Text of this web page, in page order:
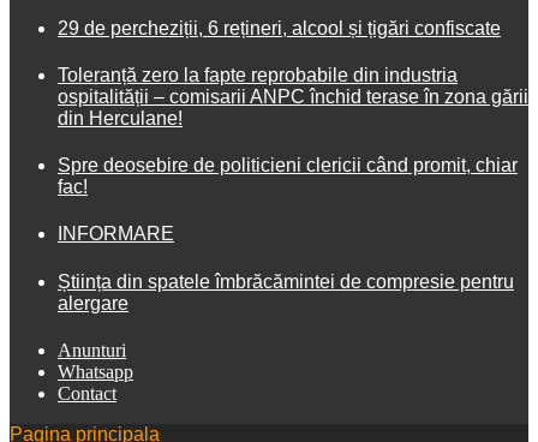
29 de percheziții, 6 rețineri, alcool și țigări confiscate
Toleranță zero la fapte reprobabile din industria
ospitalității – comisarii ANPC închid terase în zona gării
din Herculane!
Spre deosebire de politicieni clericii când promit, chiar
fac!
INFORMARE
Știința din spatele îmbrăcămintei de compresie pentru
alergare
Anunturi
Whatsapp
Contact
Pagina principala